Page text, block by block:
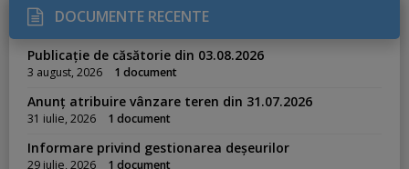
DOCUMENTE RECENTE
Publicație de căsătorie din 03.08.2026
3 august, 2026 1 document
Anunț atribuire vânzare teren din 31.07.2026
31 iulie, 2026 1 document
Informare privind gestionarea deșeurilor
29 iulie, 2026 1 document